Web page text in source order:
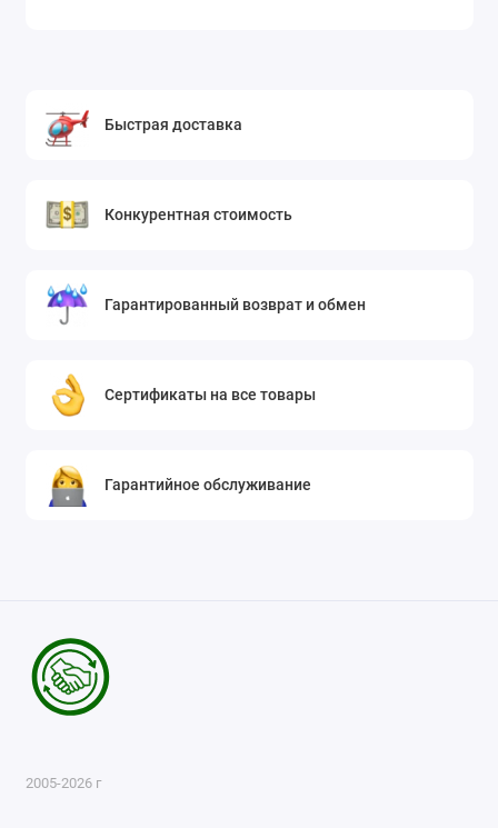
Быстрая доставка
Конкурентная стоимость
Гарантированный возврат и обмен
Сертификаты на все товары
Гарантийное обслуживание
2005-2026 г